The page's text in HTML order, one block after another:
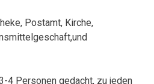
Postamt, Kirche,
4 Personen gedacht, zu jeden